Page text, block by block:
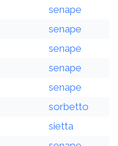
senape
senape
senape
senape
senape
sorbetto
sietta